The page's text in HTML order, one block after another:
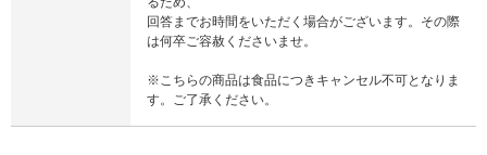
回答までお時間をいただく場合がございます。その際
は何卒ご容赦くださいませ。
※こちらの商品は食品につきキャンセル不可となりま
す。ご了承ください。